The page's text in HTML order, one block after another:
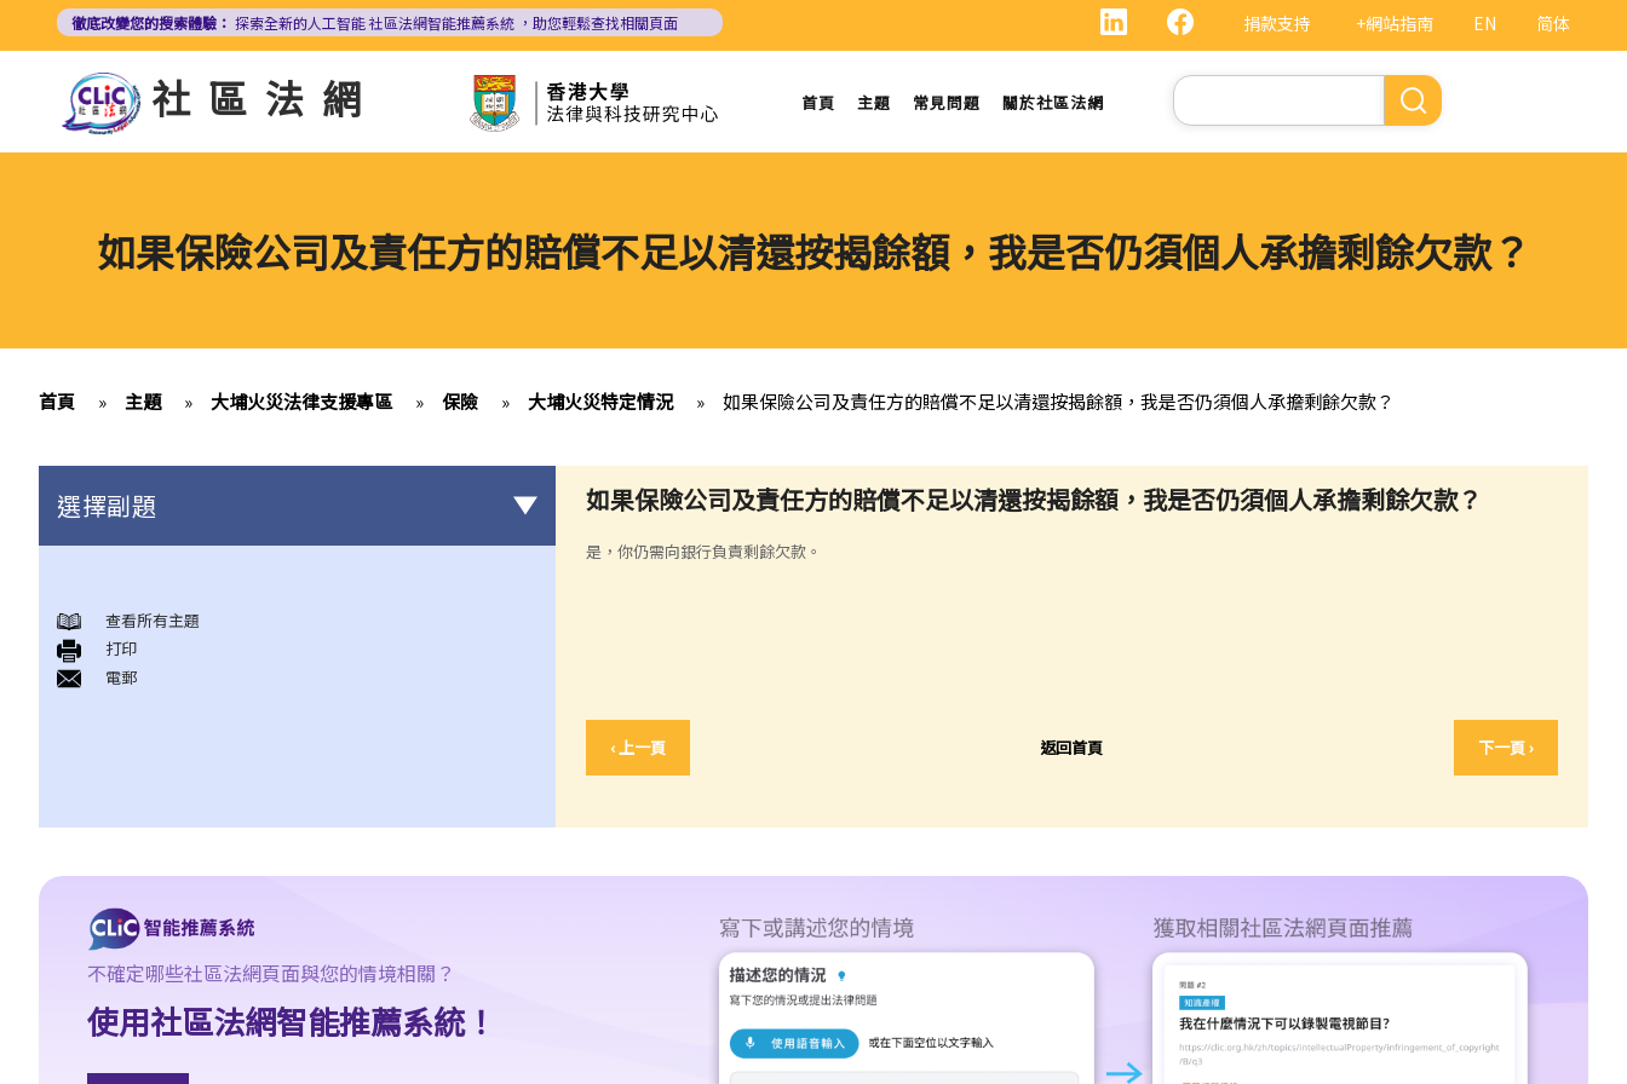
EN 简体
捐款支持 +網站指南
徹底改變您的搜索體驗： 探索全新的人工智能社區法網智能推薦系統 ，助您輕鬆查找相關頁面
社區法網 首頁 主題 常見問題 關於社區法網
Search
如果保險公司及責任方的賠償不足以清還按揭餘額，我是否仍須個人承擔剩餘欠款？
首頁 » 主題 » 大埔火災法律支援專區 » 保險 » 大埔火災特定情況 » 如果保險公司及責任方的賠償不足以清還按揭餘額，我是否仍須個人承擔剩餘欠款？
如果保險公司及責任方的賠償不足以清還按揭餘額，我是否仍須個人承擔剩餘欠款？
是，你仍需向銀行負責剩餘欠款。
‹ 上一頁 返回首頁 下一頁 ›
選擇副題
A. 火葬
B. 骨灰安置所（靈灰安置所）
C. 土葬
人身傷亡
何謂「人身傷害」？
我受傷後，何時可提出申索？
如何就人身傷害提出申索？
人身傷害訴訟所涉的法律程序
1. 申索信（原告人）及建設性的答覆（被告人）
2. 傳訊令狀
查看所有主題
打印
電郵
不確定哪些社區法網頁面與您的情境相關？
使用社區法網智能推薦系統！